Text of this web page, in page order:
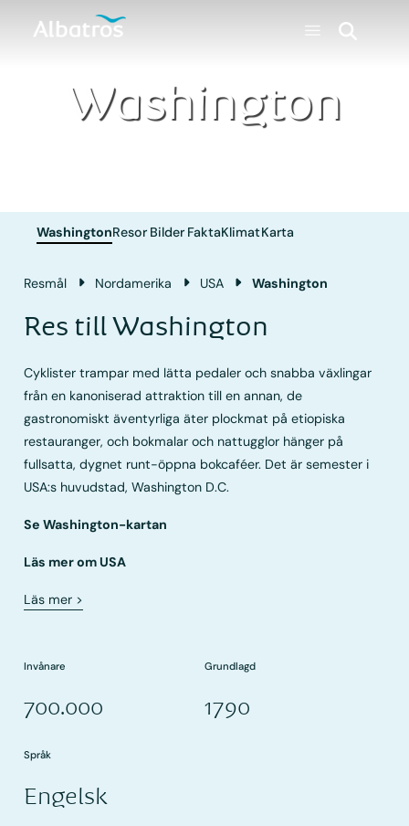
Washington
WashingtonResor Bilder FaktaKlimatKarta
Resmål Nordamerika USA Washington
Res till Washington
Cyklister trampar med lätta pedaler och snabba växlingar
från en kanoniserad attraktion till en annan, de
gastronomiskt äventyrliga äter plockmat på etiopiska
restauranger, och bokmalar och nattugglor hänger på
fullsatta, dygnet runt-öppna bokcaféer. Det är semester i
USA:s huvudstad, Washington D.C.
Se Washington-kartan
Läs mer om USA
Läs mer >
Invånare
700.000
Grundlagd
1790
Språk
Engelsk